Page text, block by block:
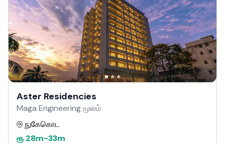
Aster Residencies
Maga Engineering மூலம்
நுகேகொட
ரூ 28m-33m